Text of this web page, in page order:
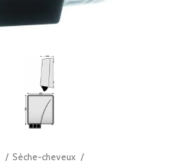
Sèche-cheveux